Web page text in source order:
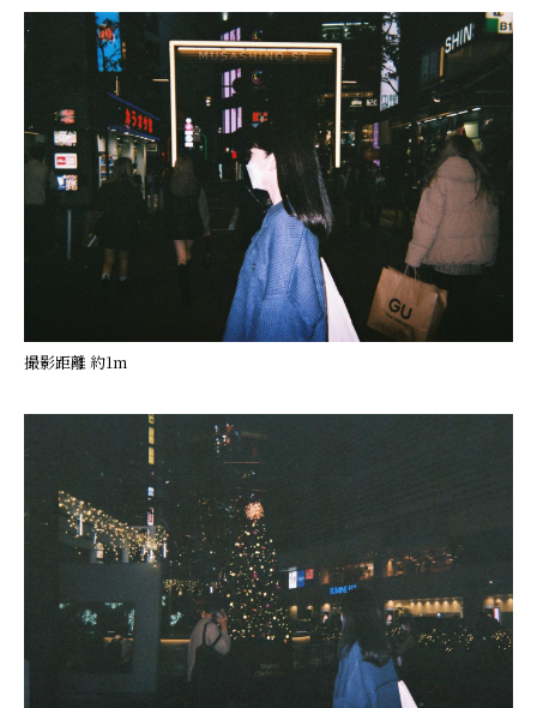
撮影距離 約1m